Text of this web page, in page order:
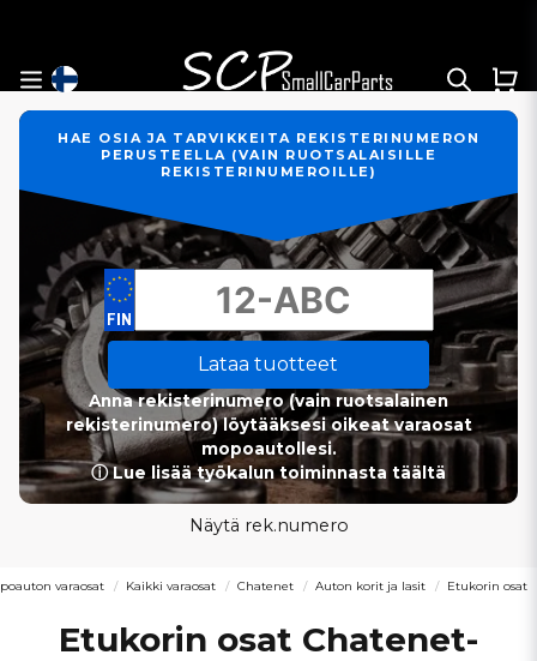
HAE OSIA JA TARVIKKEITA REKISTERINUMERON
PERUSTEELLA (VAIN RUOTSALAISILLE
REKISTERINUMEROILLE)
Lataa tuotteet
Anna rekisterinumero (vain ruotsalainen
rekisterinumero) löytääksesi oikeat varaosat
mopoautollesi.
ⓘ Lue lisää työkalun toiminnasta täältä
Näytä rek.numero
varaosat Kaikki varaosat Chatenet Auton korit ja lasit Etukorin osat
Etukorin osat Chatenet-